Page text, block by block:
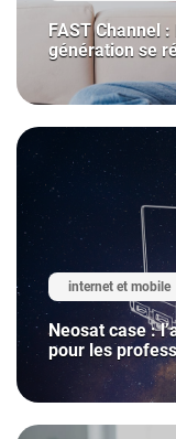
FAST Channel
génération se
internet et mobile
Neosat case :
pour les